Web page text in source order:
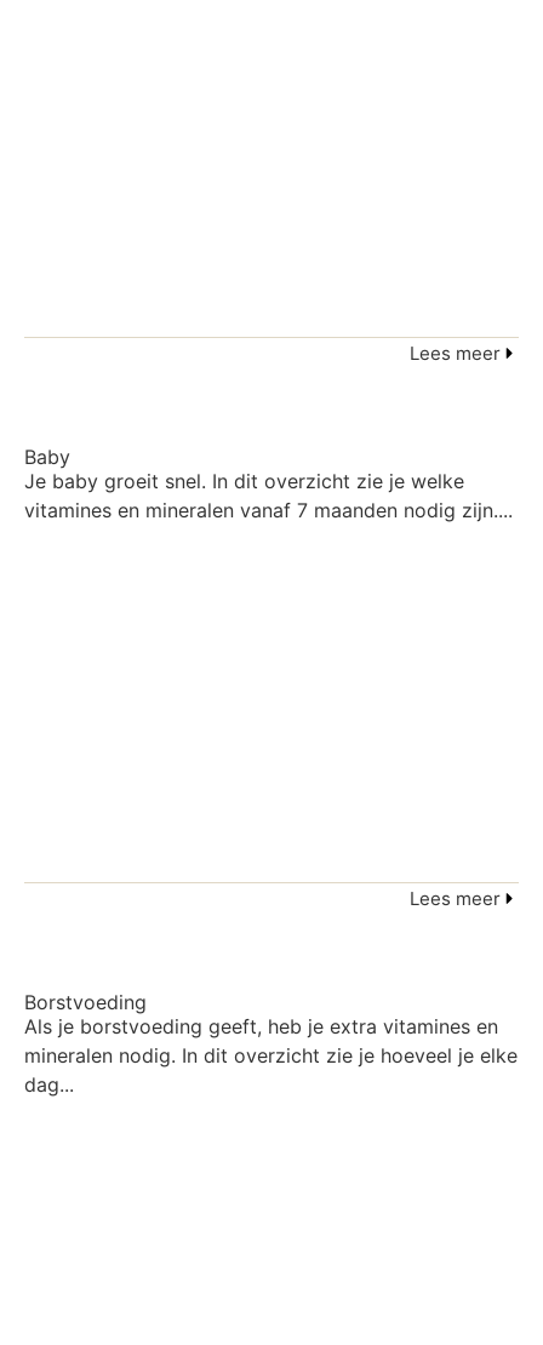
Lees meer
Baby
Je baby groeit snel. In dit overzicht zie je welke
vitamines en mineralen vanaf 7 maanden nodig zijn....
Lees meer
Borstvoeding
Als je borstvoeding geeft, heb je extra vitamines en
mineralen nodig. In dit overzicht zie je hoeveel je elke
dag...